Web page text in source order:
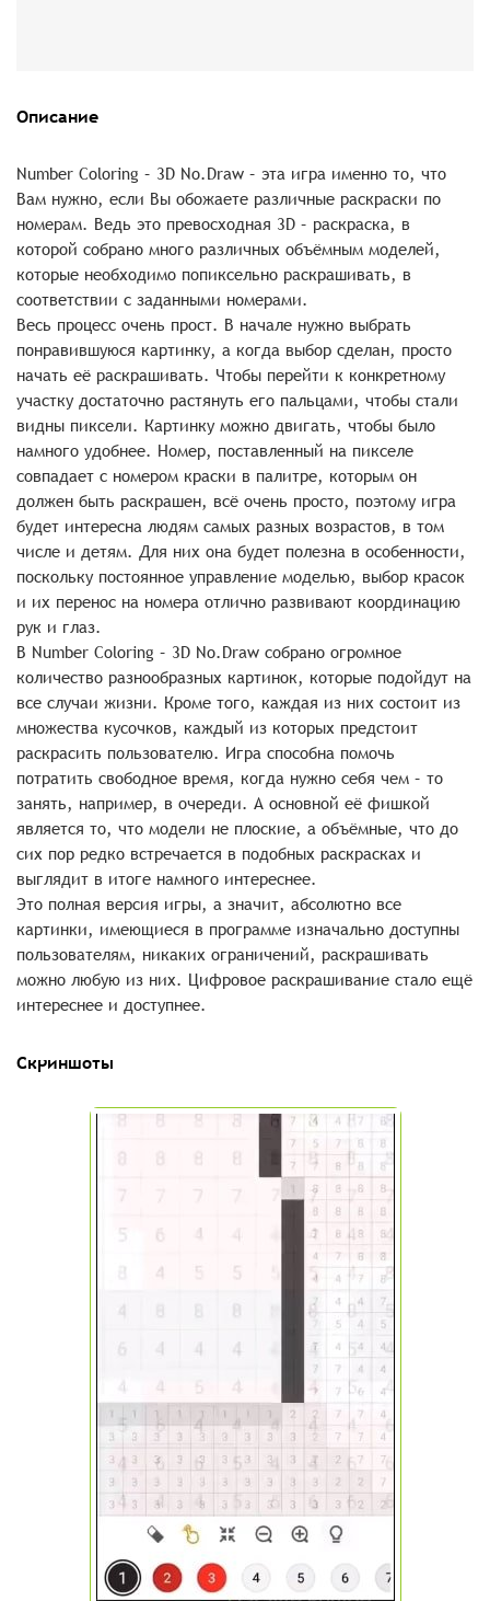
Описание
Number Coloring – 3D No.Draw – эта игра именно то, что
Вам нужно, если Вы обожаете различные раскраски по
номерам. Ведь это превосходная 3D – раскраска, в
которой собрано много различных объёмным моделей,
которые необходимо попиксельно раскрашивать, в
соответствии с заданными номерами.
Весь процесс очень прост. В начале нужно выбрать
понравившуюся картинку, а когда выбор сделан, просто
начать её раскрашивать. Чтобы перейти к конкретному
участку достаточно растянуть его пальцами, чтобы стали
видны пиксели. Картинку можно двигать, чтобы было
намного удобнее. Номер, поставленный на пикселе
совпадает с номером краски в палитре, которым он
должен быть раскрашен, всё очень просто, поэтому игра
будет интересна людям самых разных возрастов, в том
числе и детям. Для них она будет полезна в особенности,
поскольку постоянное управление моделью, выбор красок
и их перенос на номера отлично развивают координацию
рук и глаз.
В Number Coloring – 3D No.Draw собрано огромное
количество разнообразных картинок, которые подойдут на
все случаи жизни. Кроме того, каждая из них состоит из
множества кусочков, каждый из которых предстоит
раскрасить пользователю. Игра способна помочь
потратить свободное время, когда нужно себя чем – то
занять, например, в очереди. А основной её фишкой
является то, что модели не плоские, а объёмные, что до
сих пор редко встречается в подобных раскрасках и
выглядит в итоге намного интереснее.
Это полная версия игры, а значит, абсолютно все
картинки, имеющиеся в программе изначально доступны
пользователям, никаких ограничений, раскрашивать
можно любую из них. Цифровое раскрашивание стало ещё
интереснее и доступнее.
Скриншоты